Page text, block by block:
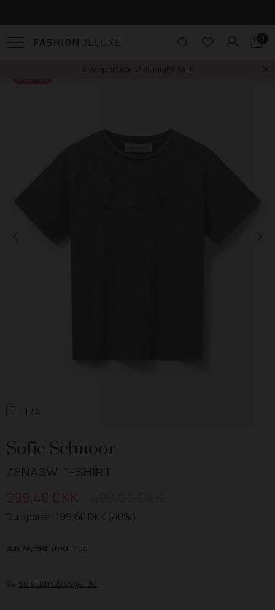
0
1 / 4
Sofie Schnoor
ZENASW T-SHIRT
Du sparer: 199,60 DKK (40%)
Se størrelsesguide